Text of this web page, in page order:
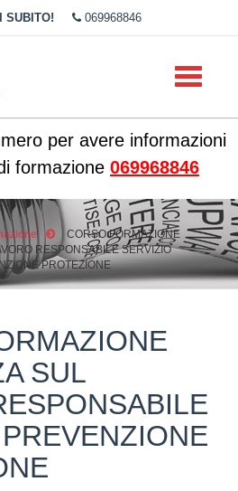
SUBITO! 069968846
Toggle
per avere informazioni
formazione 069968846
CORSO FORMAZIONE
RESPONSABILE SERVIZIO
PROTEZIONE
SUL